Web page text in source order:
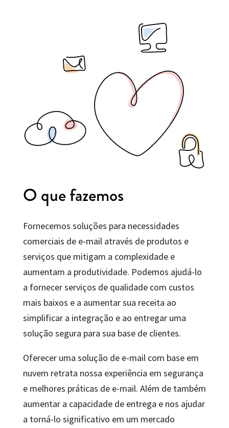
O que fazemos
Fornecemos soluções para necessidades
comerciais de e-mail através de produtos e
serviços que mitigam a complexidade e
aumentam a produtividade. Podemos ajudá-lo
a fornecer serviços de qualidade com custos
mais baixos e a aumentar sua receita ao
simplificar a integração e ao entregar uma
solução segura para sua base de clientes.
Oferecer uma solução de e-mail com base em
nuvem retrata nossa experiência em segurança
e melhores práticas de e-mail. Além de também
aumentar a capacidade de entrega e nos ajudar
a torná-lo significativo em um mercado